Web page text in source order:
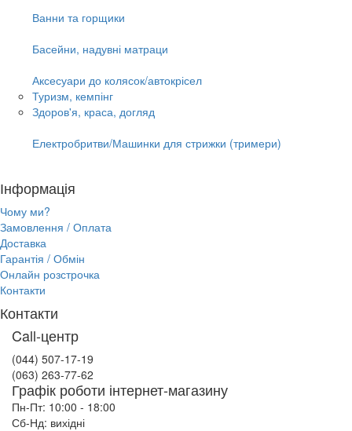
Ванни та горщики
Басейни, надувні матраци
Аксесуари до колясок/автокрісел
Туризм, кемпінг
Здоров'я, краса, догляд
Електробритви/Машинки для стрижки (тримери)
Інформація
Чому ми?
Замовлення / Оплата
Доставка
Гарантія / Обмін
Онлайн розстрочка
Контакти
Контакти
Call-центр
(044) 507-17-19
(063) 263-77-62
Графік роботи інтернет-магазину
Пн-Пт: 10:00 - 18:00
Сб-Нд: вихідні